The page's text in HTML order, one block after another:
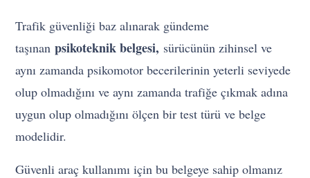
Trafik güvenliği baz alınarak gündeme
taşınanpsikoteknik belgesi, sürücünün zihinsel ve
aynı zamanda psikomotor becerilerinin yeterli seviyede
olup olmadığını ve aynı zamanda trafiğe çıkmak adına
uygun olup olmadığını ölçen bir test türü ve belge
modelidir.
Güvenli araç kullanımı için bu belgeye sahip olmanız